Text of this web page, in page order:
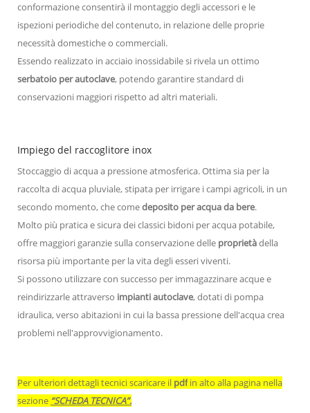
conformazione consentirà il montaggio degli accessori e le
ispezioni periodiche del contenuto, in relazione delle proprie
necessità domestiche o commerciali.
Essendo realizzato in acciaio inossidabile si rivela un ottimo
serbatoio per autoclave, potendo garantire standard di
conservazioni maggiori rispetto ad altri materiali.
Impiego del raccoglitore inox
Stoccaggio di acqua a pressione atmosferica. Ottima sia per la
raccolta di acqua pluviale, stipata per irrigare i campi agricoli, in un
secondo momento, che comedeposito per acqua da bere.
Molto più pratica e sicura dei classici bidoni per acqua potabile,
offre maggiori garanzie sulla conservazione delle proprietàdella
risorsa più importante per la vita degli esseri viventi.
Si possono utilizzare con successo per immagazzinare acque e
reindirizzarle attraverso impianti autoclave, dotati di pompa
idraulica, verso abitazioni in cui la bassa pressione dell'acqua crea
problemi nell'approvvigionamento.
Per ulteriori dettagli tecnici scaricare il pdf in alto alla pagina nella
sezione “SCHEDA TECNICA”.